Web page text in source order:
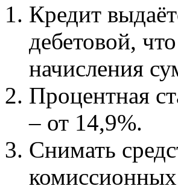
Кредит
дебетовой,
начисления
Процентная
– от 14,9%.
Снимать